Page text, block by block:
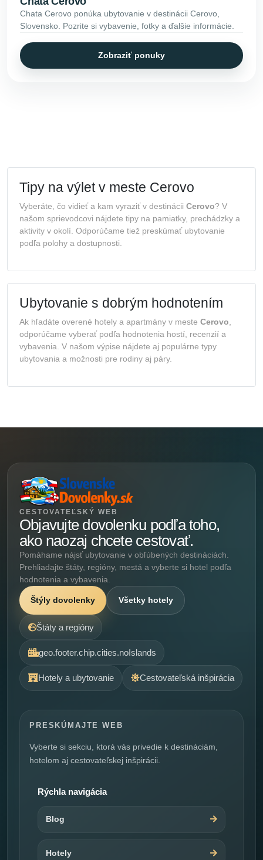
Chata Cerovo ponúka ubytovanie v destinácii Cerovo,
Slovensko. Pozrite si vybavenie, fotky a ďalšie informácie.
Zobraziť ponuky
Tipy na výlet v meste Cerovo
Vyberáte, čo vidieť a kam vyraziť v destinácii Cerovo? V
našom sprievodcovi nájdete tipy na pamiatky, prechádzky a
aktivity v okolí. Odporúčame tiež preskúmať ubytovanie
podľa polohy a dostupnosti.
Ubytovanie s dobrým hodnotením
Ak hľadáte overené hotely a apartmány v meste Cerovo
odporúčame vyberať podľa hodnotenia hostí, recenzií a
vybavenia. V našom výpise nájdete aj populárne typy
ubytovania a možnosti pre rodiny aj páry.
CESTOVATEĽSKÝ WEB
Objavujte dovolenku podľa toho,
ako naozaj chcete cestovať.
Pomáhame nájsť ubytovanie v obľúbených destináciách.
Prehliadajte štáty, regióny, mestá a vyberte si hotel podľa
hodnotenia a vybavenia.
Štýly dovolenky Všetky hotely
Štáty a regióny
geo.footer.chip.cities.noIslands
Hotely a ubytovanie Cestovateľská inšpirácia
PRESKÚMAJTE WEB
Vyberte si sekciu, ktorá vás privedie k destináciám,
hotelom aj cestovateľskej inšpirácii.
Rýchla navigácia
Blog
Hotely